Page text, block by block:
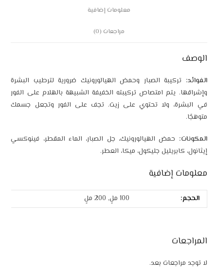
معلومات إضافية
مراجعات (0)
الوصف
الفوائد: تركيبة الصبار وحمض الهيالورونيك ضرورية لترطيب البشرة
وإشراقها. يتم امتصاص تركيبته الخفيفة الشبيهة بالهلام على الفور
في البشرة، ولا تحتوي على زيت. تجف على الفور وتجعل جسمك
متوهجًا.
المكونات: حمض الهيالورونيك، جل الصبار، الماء المقطر، فينوكسي
إيثانول، كابريليل جليكول، ميكا، العطر.
معلومات إضافية
الحجم: 100 ملٍ, 200 ملٍ
المراجعات
لا توجد مراجعات بعد.